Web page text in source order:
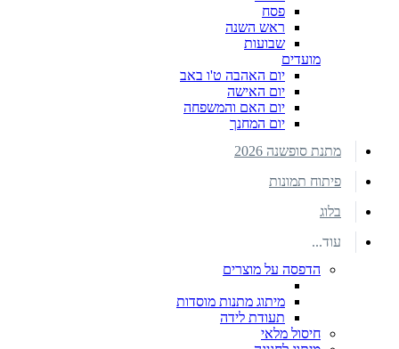
פסח
ראש השנה
שבועות
מועדים
יום האהבה ט'ו באב
יום האישה
יום האם והמשפחה
יום המחנך
מתנת סופשנה 2026
פיתוח תמונות
בלוג
עוד...
הדפסה על מוצרים
מיתוג מתנות מוסדות
תעודת לידה
חיסול מלאי